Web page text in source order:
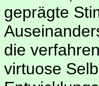
geprägte
die
virtuose